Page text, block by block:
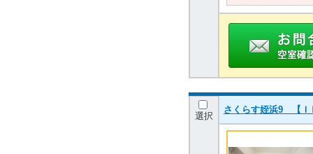
選択
さくらす姪浜9 【Ｉ